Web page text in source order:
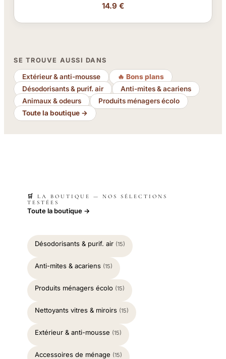
14.9 €
SE TROUVE AUSSI DANS
Extérieur & anti-mousse
🔥 Bons plans
Désodorisants & purif. air
Anti-mites & acariens
Animaux & odeurs
Produits ménagers écolo
Toute la boutique →
🛒 LA BOUTIQUE — NOS SÉLECTIONS
TESTÉES
Toute la boutique →
Désodorisants & purif. air (15)
Anti-mites & acariens (15)
Produits ménagers écolo (15)
Nettoyants vitres & miroirs (15)
Extérieur & anti-mousse (15)
Accessoires de ménage (15)